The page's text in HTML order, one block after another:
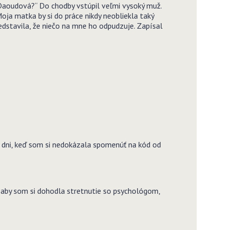
Do chodby vstúpil veľmi vysoký muž.
matka by si do práce nikdy neobliekla taký
že niečo na mne ho odpudzuje. Zapísal
keď som si nedokázala spomenúť na kód od
som si dohodla stretnutie so psychológom,